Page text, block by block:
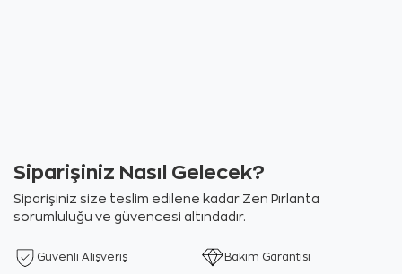
Siparişiniz Nasıl Gelecek?
Siparişiniz size teslim edilene kadar Zen Pırlanta
sorumluluğu ve güvencesi altındadır.
Güvenli Alışveriş Bakım Garantisi